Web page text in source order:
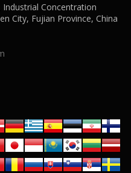
Industrial Concentration
City, Fujian Province, China